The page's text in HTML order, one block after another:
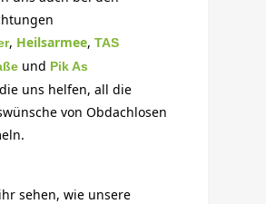
, Heilsarmee,TAS
und Pik As
uns helfen, all die
von Obdachlosen
sehen, wie unsere